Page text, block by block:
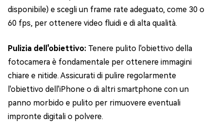
disponibile) e scegli un frame rate adeguato, come 30 o
60 fps, per ottenere video fluidi e di alta qualità.
Pulizia dell'obiettivo: Tenere pulito l'obiettivo della
fotocamera è fondamentale per ottenere immagini
chiare e nitide. Assicurati di pulire regolarmente
l'obiettivo dell'iPhone o di altri smartphone con un
panno morbido e pulito per rimuovere eventuali
impronte digitali o polvere.